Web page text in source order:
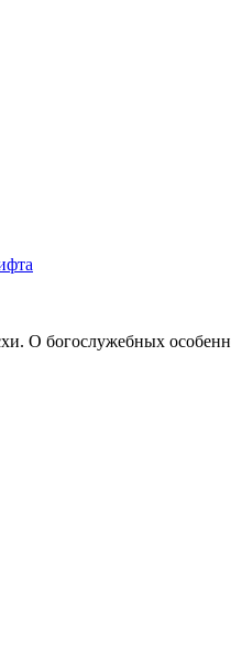
О богослужебных